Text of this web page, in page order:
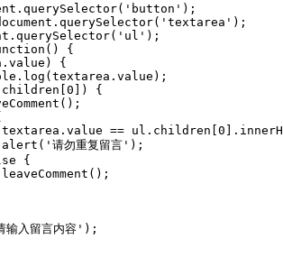
{
{
{
==
请勿重复留言');
{
入留言内容');